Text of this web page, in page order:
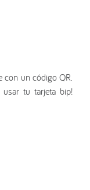
con un código QR.
tu tarjeta bip!